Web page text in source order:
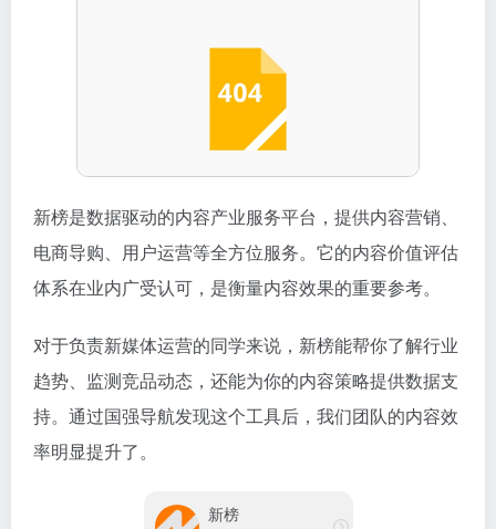
新榜是数据驱动的内容产业服务平台，提供内容营销、
电商导购、用户运营等全方位服务。它的内容价值评估
体系在业内广受认可，是衡量内容效果的重要参考。
对于负责新媒体运营的同学来说，新榜能帮你了解行业
趋势、监测竞品动态，还能为你的内容策略提供数据支
持。通过国强导航发现这个工具后，我们团队的内容效
率明显提升了。
新榜